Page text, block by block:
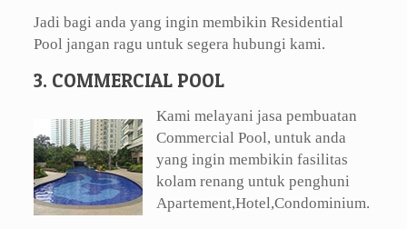
Jadi bagi anda yang ingin membikin Residential
Pool jangan ragu untuk segera hubungi kami.
3. COMMERCIAL POOL
Kami melayani jasa pembuatan
Commercial Pool, untuk anda
yang ingin membikin fasilitas
kolam renang untuk penghuni
Apartement,Hotel,Condominium.